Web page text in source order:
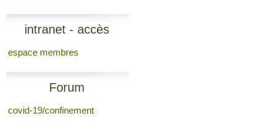
intranet - accès
membres
espace membres
Forum
covid-19/confinement